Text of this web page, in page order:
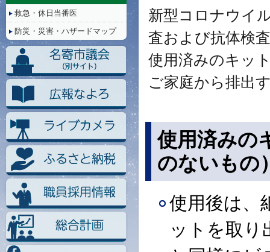
新型コロナウイ
査および抗体検
使用済みのキッ
ご家庭から排出
使用済みの
のないもの
使用後は、
ットを取り
救急・休日当番医
防災・災害・ハザードマップ